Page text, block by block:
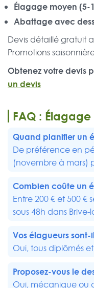
Élagage moyen (5-
Abattage avec
Devis détaillé gratuit
Promotions
Obtenez votre devis
un devis
FAQ :
Quand planifier un
De préférence en
(novembre à mars)
Combien coûte un
Entre 200 € et 500 €
sous 48h dans
Vos élagueurs sont-
Oui, tous diplômés
Proposez-vous le
Oui, mécanique ou